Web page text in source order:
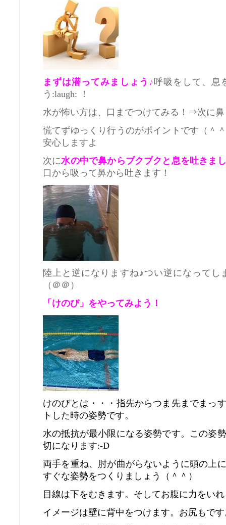
まずは潜ってみましょう♪呼吸をして、息
う:laugh: ！
水が怖い方は、口までつけてみる！⇒次に
慌てずゆっくり行うのがポイントです（＾
安心しますよ
次に水の中で鼻からブクブクと息を吐きま
口から吸って鼻から吐きます！
陸上と逆になりますね♪つい逆になって
（＠＠）
「けのび」をやってみよう！
けのびとは・・・指先からつま先までまっ
ト した時の姿勢です。
水の抵抗が最小限になる姿勢です。この姿
切になります:-D
両手を重ね、肘が曲がらないように頭の上
すぐな姿勢をつくりましょう（＾＾）
目線は下をむきます。そしてお腹に力を
イメージは壁に背中をつけます。お尻もで